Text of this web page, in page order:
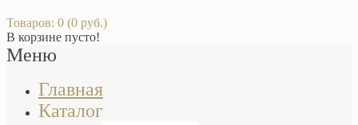
Товаров: 0 (0 руб.)
В корзине пусто!
Меню
Главная
Каталог